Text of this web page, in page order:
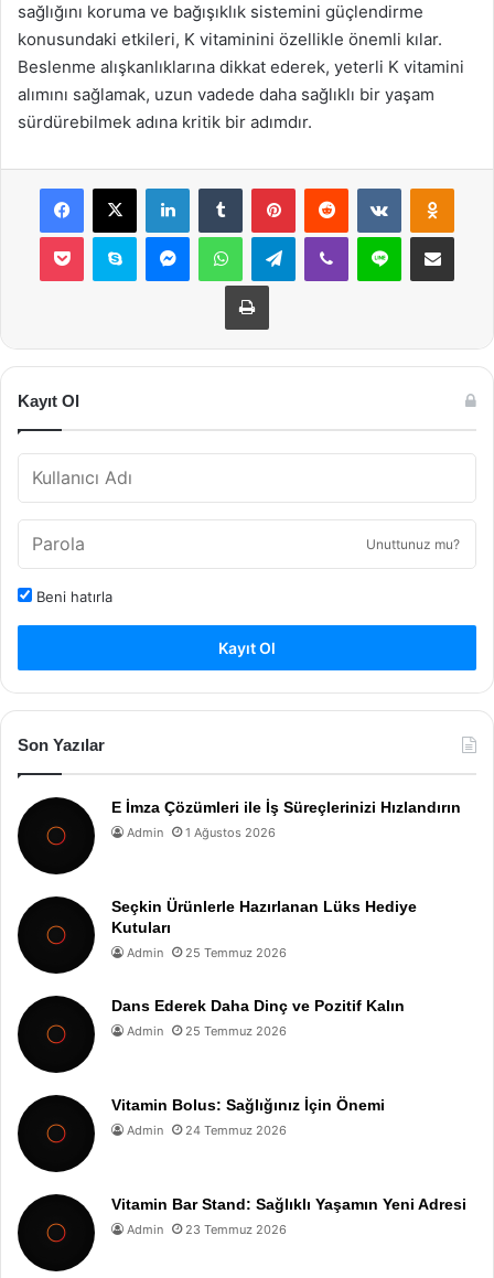
sağlığını koruma ve bağışıklık sistemini güçlendirme
konusundaki etkileri, K vitaminini özellikle önemli kılar.
Beslenme alışkanlıklarına dikkat ederek, yeterli K vitamini
alımını sağlamak, uzun vadede daha sağlıklı bir yaşam
sürdürebilmek adına kritik bir adımdır.
Facebook
X LinkedInTumblr PinterestReddit VKontakte
Pocket Skype MessengerWhatsAppTelegramViber Line E-Posta ile
Yazdır
Kayıt Ol
Unuttunuz mu?
Beni hatırla
Kayıt Ol
Son Yazılar
E İmza Çözümleri ile İş Süreçlerinizi Hızlandırın
Admin 1 Ağustos 2026
Seçkin Ürünlerle Hazırlanan Lüks Hediye
Kutuları
Admin 25 Temmuz 2026
Dans Ederek Daha Dinç ve Pozitif Kalın
Admin 25 Temmuz 2026
Vitamin Bolus: Sağlığınız İçin Önemi
Admin 24 Temmuz 2026
Vitamin Bar Stand: Sağlıklı Yaşamın Yeni Adresi
Admin 23 Temmuz 2026